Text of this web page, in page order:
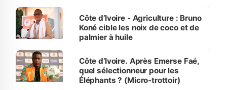
Côte d’Ivoire - Agriculture : Bruno
Koné cible les noix de coco et de
palmier à huile
Côte d’Ivoire. Après Emerse Faé,
quel sélectionneur pour les
Éléphants ? (Micro-trottoir)